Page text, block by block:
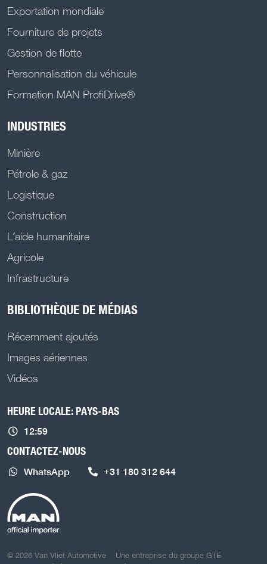
Exportation mondiale
Fourniture de projets
Gestion de flotte
Personnalisation du véhicule
Formation MAN ProfiDrive®
INDUSTRIES
Minière
Pétrole & gaz
Logistique
Construction
L’aide humanitaire
Agricole
Infrastructure
BIBLIOTHÈQUE DE MÉDIAS
Récemment ajoutés
Images aériennes
Vidéos
HEURE LOCALE: PAYS-BAS
12:59
CONTACTEZ-NOUS
WhatsApp +31 180 312 644
COPYRIGHT NAVIGATION
© 2026 Van Vliet Automotive
Une entreprise du groupe GTE